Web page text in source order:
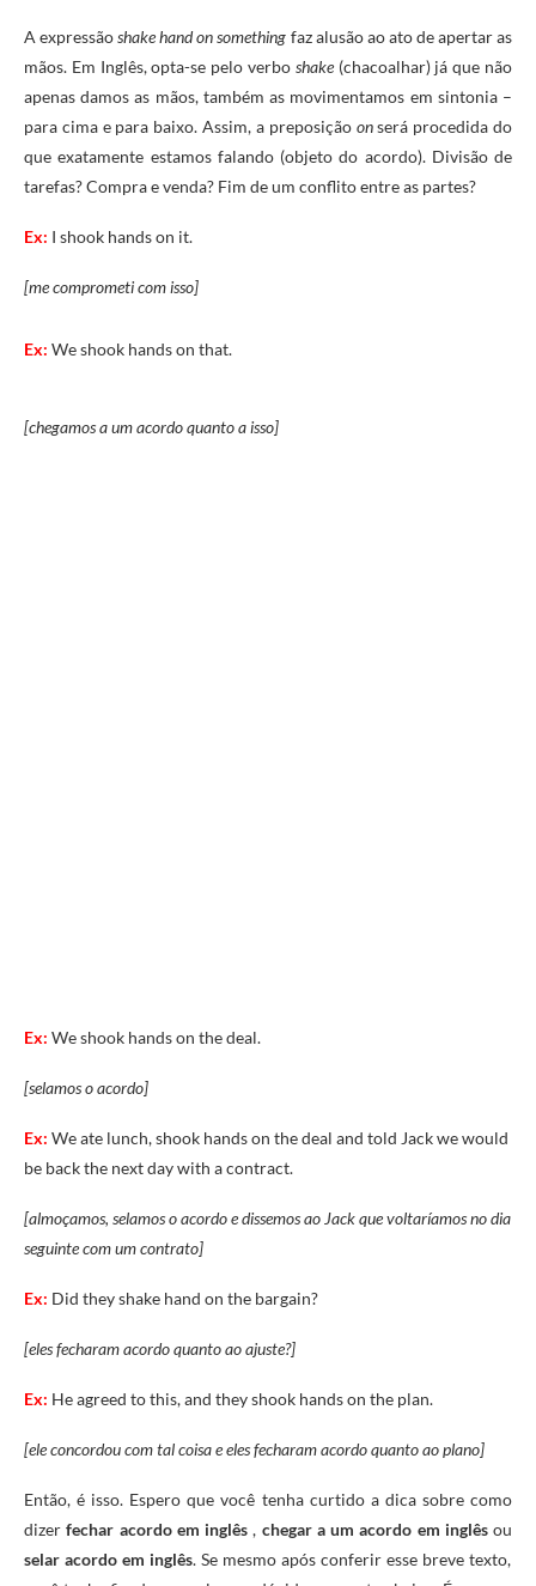
A expressãoshake hand on something faz alusão ao ato de apertar as
mãos. Em Inglês, opta-se pelo verbo shake(chacoalhar) já que não
apenas damos as mãos, também as movimentamos em sintonia –
para cima e para baixo. Assim, a preposiçãoonserá procedida do
que exatamente estamos falando (objeto do acordo). Divisão de
tarefas? Compra e venda? Fim de um conflito entre as partes?
Ex: I shook hands on it.
[me comprometi com isso]
Ex: We shook hands on that.
[chegamos a um acordo quanto a isso]
Ex: We shook hands on the deal.
[selamos o acordo]
Ex: We ate lunch, shook hands on the deal and told Jack we would
be back the next day with a contract.
[almoçamos, selamos o acordo e dissemos ao Jack que voltaríamos no dia
seguinte com um contrato]
Ex: Did they shake hand on the bargain?
[eles fecharam acordo quanto ao ajuste?]
Ex: He agreed to this, and they shook hands on the plan.
[ele concordou com tal coisa e eles fecharam acordo quanto ao plano]
Então, é isso. Espero que você tenha curtido a dica sobre como
dizerfechar acordo em inglês , chegar a um acordo em inglêsou
selar acordo em inglês. Se mesmo após conferir esse breve texto,